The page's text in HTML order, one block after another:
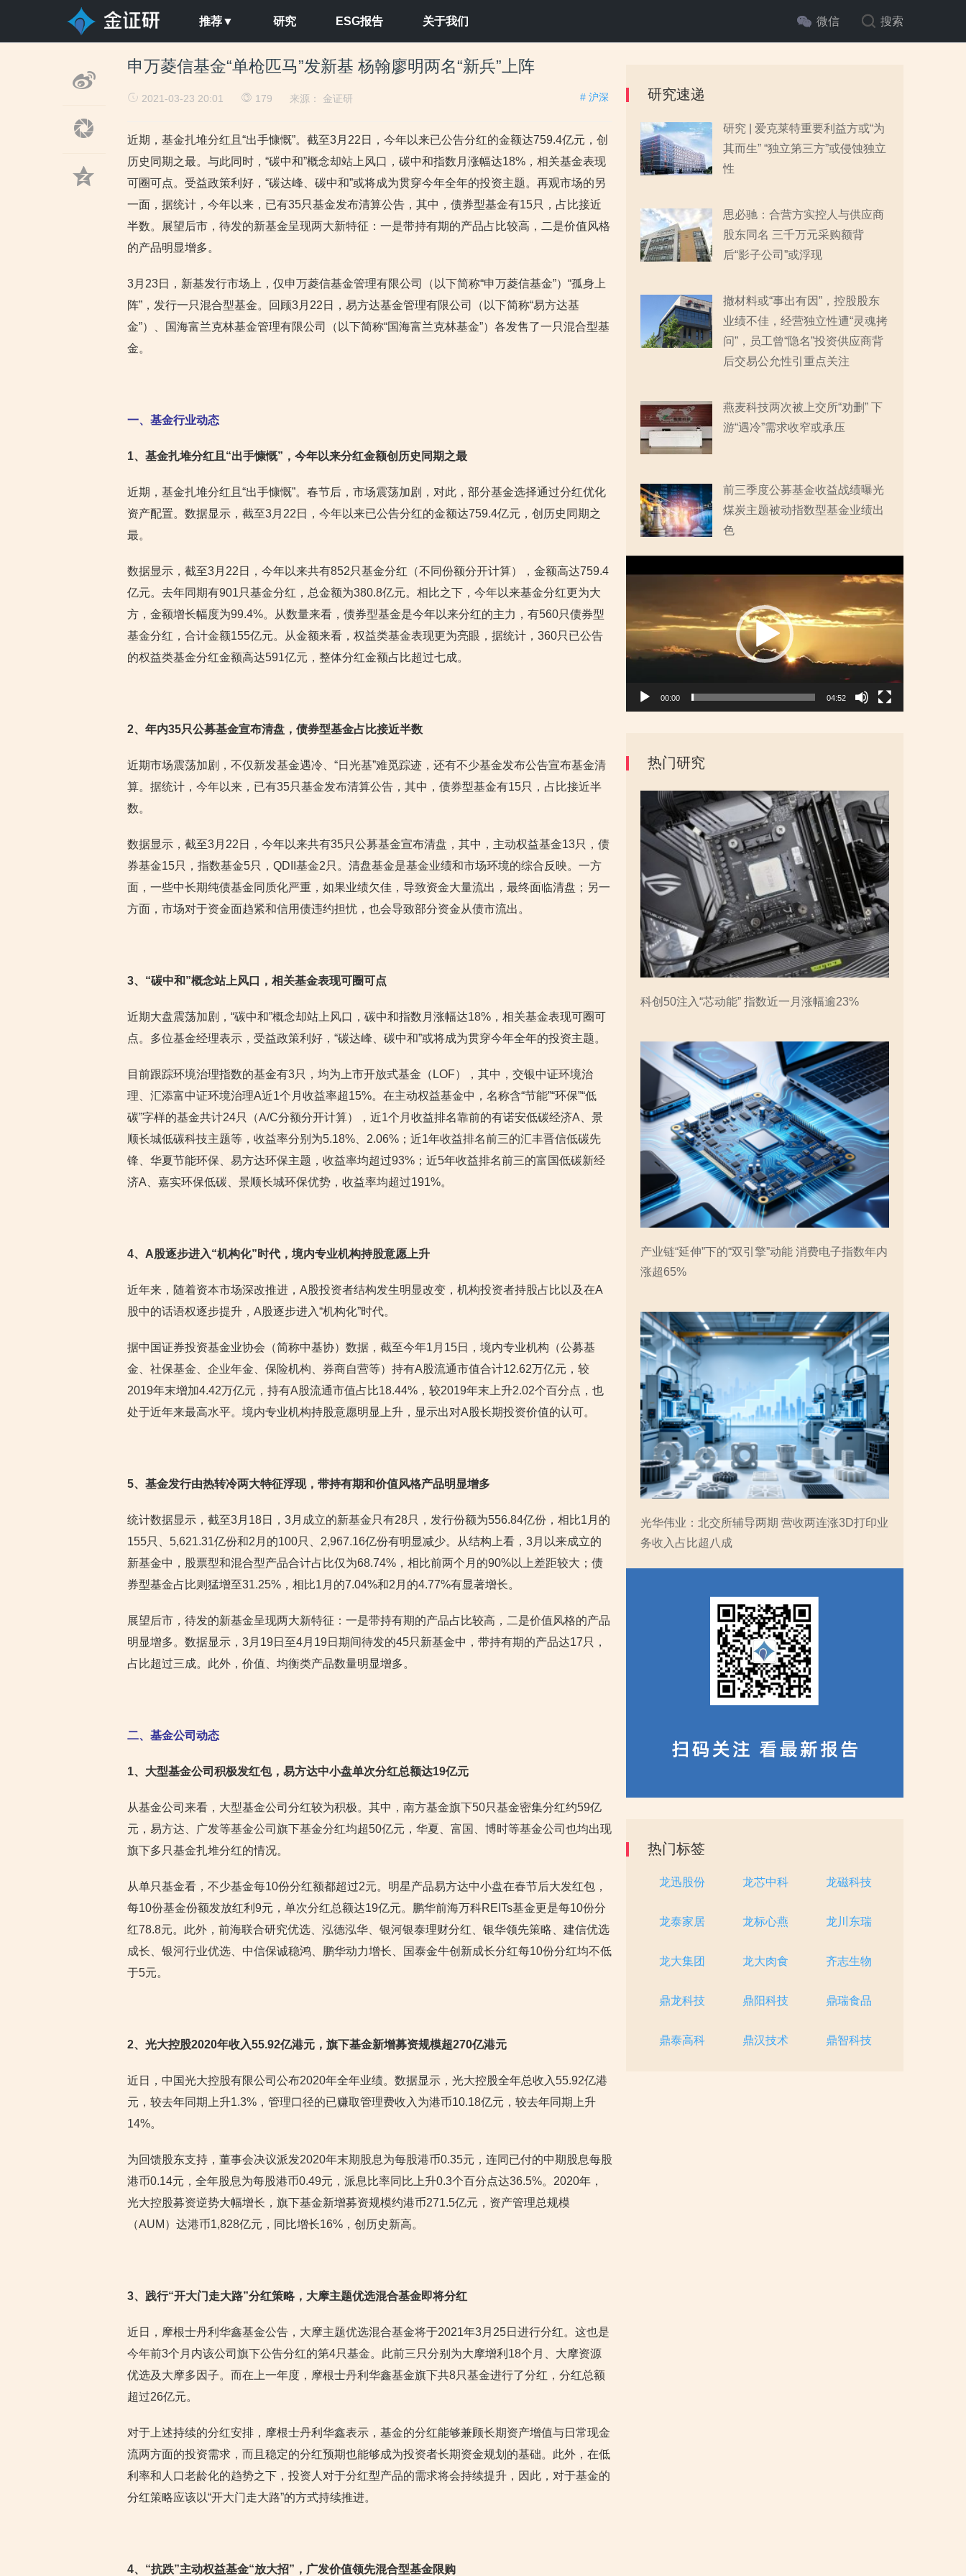
推荐▼ 研究 ESG报告 关于我们 微信 搜索
申万菱信基金“单枪匹马”发新基 杨翰廖明两名“新兵”上阵
# 沪深
2021-03-23 20:01 179 来源： 金证研
近期，基金扎堆分红且“出手慷慨”。截至3月22日，今年以来已公告分红的金额达759.4亿元，创
历史同期之最。与此同时，“碳中和”概念却站上风口，碳中和指数月涨幅达18%，相关基金表现
可圈可点。受益政策利好，“碳达峰、碳中和”或将成为贯穿今年全年的投资主题。再观市场的另
一面，据统计，今年以来，已有35只基金发布清算公告，其中，债券型基金有15只，占比接近
半数。展望后市，待发的新基金呈现两大新特征：一是带持有期的产品占比较高，二是价值风格
的产品明显增多。
3月23日，新基发行市场上，仅申万菱信基金管理有限公司（以下简称“申万菱信基金”）“孤身上
阵”，发行一只混合型基金。回顾3月22日，易方达基金管理有限公司（以下简称“易方达基
金”）、国海富兰克林基金管理有限公司（以下简称“国海富兰克林基金”）各发售了一只混合型基
金。
一、基金行业动态
1、基金扎堆分红且“出手慷慨”，今年以来分红金额创历史同期之最
近期，基金扎堆分红且“出手慷慨”。春节后，市场震荡加剧，对此，部分基金选择通过分红优化
资产配置。数据显示，截至3月22日，今年以来已公告分红的金额达759.4亿元，创历史同期之
最。
数据显示，截至3月22日，今年以来共有852只基金分红（不同份额分开计算），金额高达759.4
亿元。去年同期有901只基金分红，总金额为380.8亿元。相比之下，今年以来基金分红更为大
方，金额增长幅度为99.4%。从数量来看，债券型基金是今年以来分红的主力，有560只债券型
基金分红，合计金额155亿元。从金额来看，权益类基金表现更为亮眼，据统计，360只已公告
的权益类基金分红金额高达591亿元，整体分红金额占比超过七成。
2、年内35只公募基金宣布清盘，债券型基金占比接近半数
近期市场震荡加剧，不仅新发基金遇冷、“日光基”难觅踪迹，还有不少基金发布公告宣布基金清
算。据统计，今年以来，已有35只基金发布清算公告，其中，债券型基金有15只，占比接近半
数。
数据显示，截至3月22日，今年以来共有35只公募基金宣布清盘，其中，主动权益基金13只，债
券基金15只，指数基金5只，QDII基金2只。清盘基金是基金业绩和市场环境的综合反映。一方
面，一些中长期纯债基金同质化严重，如果业绩欠佳，导致资金大量流出，最终面临清盘；另一
方面，市场对于资金面趋紧和信用债违约担忧，也会导致部分资金从债市流出。
3、“碳中和”概念站上风口，相关基金表现可圈可点
近期大盘震荡加剧，“碳中和”概念却站上风口，碳中和指数月涨幅达18%，相关基金表现可圈可
点。多位基金经理表示，受益政策利好，“碳达峰、碳中和”或将成为贯穿今年全年的投资主题。
目前跟踪环境治理指数的基金有3只，均为上市开放式基金（LOF），其中，交银中证环境治
理、汇添富中证环境治理A近1个月收益率超15%。在主动权益基金中，名称含“节能”“环保”“低
碳”字样的基金共计24只（A/C分额分开计算），近1个月收益排名靠前的有诺安低碳经济A、景
顺长城低碳科技主题等，收益率分别为5.18%、2.06%；近1年收益排名前三的汇丰晋信低碳先
锋、华夏节能环保、易方达环保主题，收益率均超过93%；近5年收益排名前三的富国低碳新经
济A、嘉实环保低碳、景顺长城环保优势，收益率均超过191%。
4、A股逐步进入“机构化”时代，境内专业机构持股意愿上升
近年来，随着资本市场深改推进，A股投资者结构发生明显改变，机构投资者持股占比以及在A
股中的话语权逐步提升，A股逐步进入“机构化”时代。
据中国证券投资基金业协会（简称中基协）数据，截至今年1月15日，境内专业机构（公募基
金、社保基金、企业年金、保险机构、券商自营等）持有A股流通市值合计12.62万亿元，较
2019年末增加4.42万亿元，持有A股流通市值占比18.44%，较2019年末上升2.02个百分点，也
处于近年来最高水平。境内专业机构持股意愿明显上升，显示出对A股长期投资价值的认可。
5、基金发行由热转冷两大特征浮现，带持有期和价值风格产品明显增多
统计数据显示，截至3月18日，3月成立的新基金只有28只，发行份额为556.84亿份，相比1月的
155只、5,621.31亿份和2月的100只、2,967.16亿份有明显减少。从结构上看，3月以来成立的
新基金中，股票型和混合型产品合计占比仅为68.74%，相比前两个月的90%以上差距较大；债
券型基金占比则猛增至31.25%，相比1月的7.04%和2月的4.77%有显著增长。
展望后市，待发的新基金呈现两大新特征：一是带持有期的产品占比较高，二是价值风格的产品
明显增多。数据显示，3月19日至4月19日期间待发的45只新基金中，带持有期的产品达17只，
占比超过三成。此外，价值、均衡类产品数量明显增多。
二、基金公司动态
1、大型基金公司积极发红包，易方达中小盘单次分红总额达19亿元
从基金公司来看，大型基金公司分红较为积极。其中，南方基金旗下50只基金密集分红约59亿
元，易方达、广发等基金公司旗下基金分红均超50亿元，华夏、富国、博时等基金公司也均出现
旗下多只基金扎堆分红的情况。
从单只基金看，不少基金每10份分红额都超过2元。明星产品易方达中小盘在春节后大发红包，
每10份基金份额发放红利9元，单次分红总额达19亿元。鹏华前海万科REITs基金更是每10份分
红78.8元。此外，前海联合研究优选、泓德泓华、银河银泰理财分红、银华领先策略、建信优选
成长、银河行业优选、中信保诚稳鸿、鹏华动力增长、国泰金牛创新成长分红每10份分红均不低
于5元。
2、光大控股2020年收入55.92亿港元，旗下基金新增募资规模超270亿港元
近日，中国光大控股有限公司公布2020年全年业绩。数据显示，光大控股全年总收入55.92亿港
元，较去年同期上升1.3%，管理口径的已赚取管理费收入为港币10.18亿元，较去年同期上升
14%。
为回馈股东支持，董事会决议派发2020年末期股息为每股港币0.35元，连同已付的中期股息每股
港币0.14元，全年股息为每股港币0.49元，派息比率同比上升0.3个百分点达36.5%。2020年，
光大控股募资逆势大幅增长，旗下基金新增募资规模约港币271.5亿元，资产管理总规模
（AUM）达港币1,828亿元，同比增长16%，创历史新高。
3、践行“开大门走大路”分红策略，大摩主题优选混合基金即将分红
近日，摩根士丹利华鑫基金公告，大摩主题优选混合基金将于2021年3月25日进行分红。这也是
今年前3个月内该公司旗下公告分红的第4只基金。此前三只分别为大摩增利18个月、大摩资源
优选及大摩多因子。而在上一年度，摩根士丹利华鑫基金旗下共8只基金进行了分红，分红总额
超过26亿元。
对于上述持续的分红安排，摩根士丹利华鑫表示，基金的分红能够兼顾长期资产增值与日常现金
流两方面的投资需求，而且稳定的分红预期也能够成为投资者长期资金规划的基础。此外，在低
利率和人口老龄化的趋势之下，投资人对于分红型产品的需求将会持续提升，因此，对于基金的
分红策略应该以“开大门走大路”的方式持续推进。
4、“抗跌”主动权益基金“放大招”，广发价值领先混合型基金限购
研究速递
研究 | 爱克莱特重要利益方或“为
其而生” “独立第三方”或侵蚀独立
性
思必驰：合营方实控人与供应商
股东同名 三千万元采购额背
后“影子公司”或浮现
撤材料或“事出有因”，控股股东
业绩不佳，经营独立性遭“灵魂拷
问”，员工曾“隐名”投资供应商背
后交易公允性引重点关注
燕麦科技两次被上交所“劝删” 下
游“遇冷”需求收窄或承压
前三季度公募基金收益战绩曝光
煤炭主题被动指数型基金业绩出
色
频
放
器
00:00 04:52
热门研究
科创50注入“芯动能” 指数近一月涨幅逾23%
产业链“延伸”下的“双引擎”动能 消费电子指数年内
涨超65%
光华伟业：北交所辅导两期 营收两连涨3D打印业
务收入占比超八成
热门标签
龙迅股份 龙芯中科 龙磁科技
龙泰家居 龙标心燕 龙川东瑞
龙大集团 龙大肉食 齐志生物
鼎龙科技 鼎阳科技 鼎瑞食品
鼎泰高科 鼎汉技术 鼎智科技